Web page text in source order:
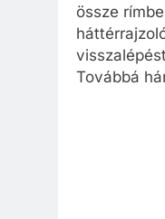
össze
Továbbá